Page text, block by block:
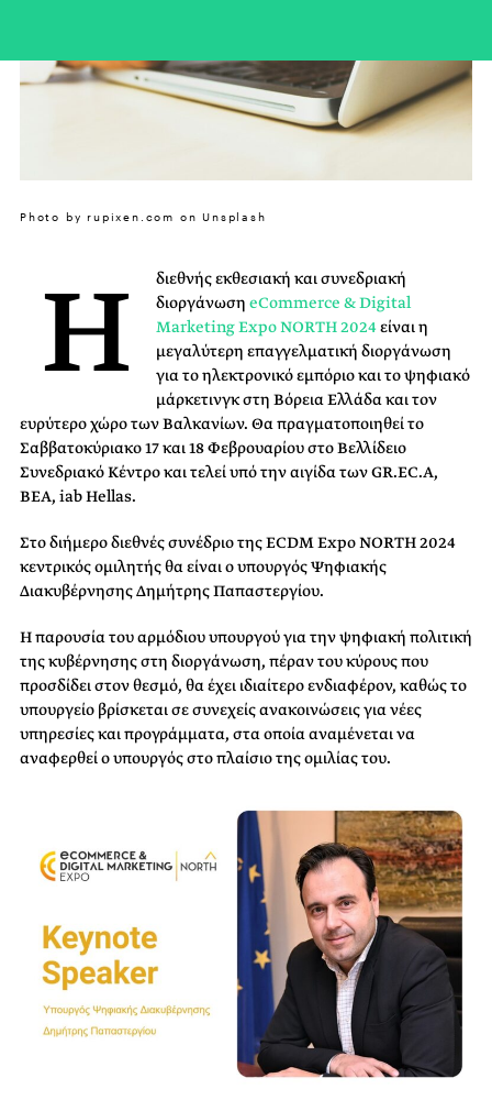
Photo by rupixen.com on Unsplash
Η
διεθνής εκθεσιακή και συνεδριακή
διοργάνωση eCommerce & Digital
Marketing Expo NORTH 2024είναι η
μεγαλύτερη επαγγελματική διοργάνωση
για το ηλεκτρονικό εμπόριο και το ψηφιακό
μάρκετινγκ στη Βόρεια Ελλάδα και τον
ευρύτερο χώρο των Βαλκανίων. Θα πραγματοποιηθεί το
Σαββατοκύριακο 17 και 18 Φεβρουαρίου στο Βελλίδειο
Συνεδριακό Κέντρο και τελεί υπό την αιγίδα των GR.EC.A,
BEA, iab Hellas.
Στο διήμερο διεθνές συνέδριο της ECDM Expo NORTH 2024
κεντρικός ομιλητής θα είναι ο υπουργός Ψηφιακής
Διακυβέρνησης Δημήτρης Παπαστεργίου.
Η παρουσία του αρμόδιου υπουργού για την ψηφιακή πολιτική
της κυβέρνησης στη διοργάνωση, πέραν του κύρους που
προσδίδει στον θεσμό, θα έχει ιδιαίτερο ενδιαφέρον, καθώς το
υπουργείο βρίσκεται σε συνεχείς ανακοινώσεις για νέες
υπηρεσίες και προγράμματα, στα οποία αναμένεται να
αναφερθεί ο υπουργός στο πλαίσιο της ομιλίας του.